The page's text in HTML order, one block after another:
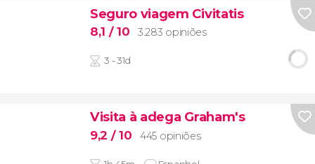
Seguro viagem Civitatis
8,1 / 10 3.283 opiniões
3 - 31d
Visita à adega Graham's
9,2 / 10 445 opiniões